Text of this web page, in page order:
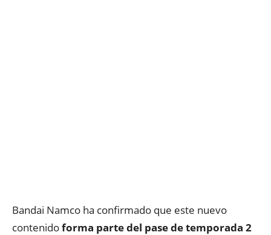
Bandai Namco ha confirmado que este nuevo
contenidoforma parte del pase de temporada 2